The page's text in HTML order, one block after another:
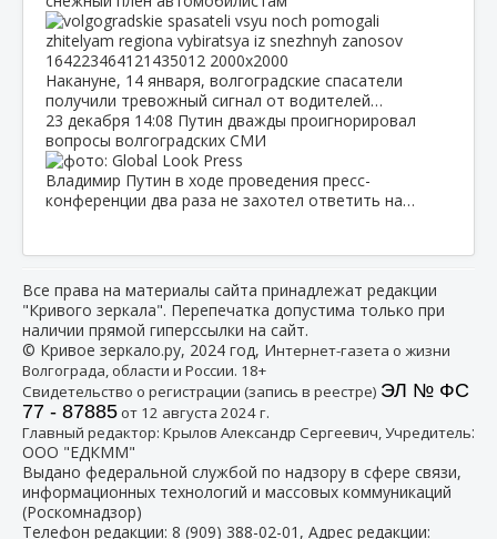
Накануне, 14 января, волгоградские спасатели
получили тревожный сигнал от водителей…
23 декабря 14:08 Путин дважды проигнорировал
вопросы волгоградских СМИ
Владимир Путин в ходе проведения пресс-
конференции два раза не захотел ответить на…
Все права на материалы сайта принадлежат редакции
"Кривого зеркала". Перепечатка допустима только при
наличии прямой гиперссылки на сайт.
© Кривое зеркало.ру, 2024 год, Интернет-газета о жизни
Волгограда, области и России. 18+
Свидетельство о регистрации (запись в реестре) ЭЛ № ФС
77 - 87885от 12 августа 2024 г.
Главный редактор: Крылов Александр Сергеевич, Учредитель:
ООО "ЕДКММ"
Выдано федеральной службой по надзору в сфере связи,
информационных технологий и массовых коммуникаций
(Роскомнадзор)
Телефон редакции: 8 (909) 388-02-01 , Адрес редакции: